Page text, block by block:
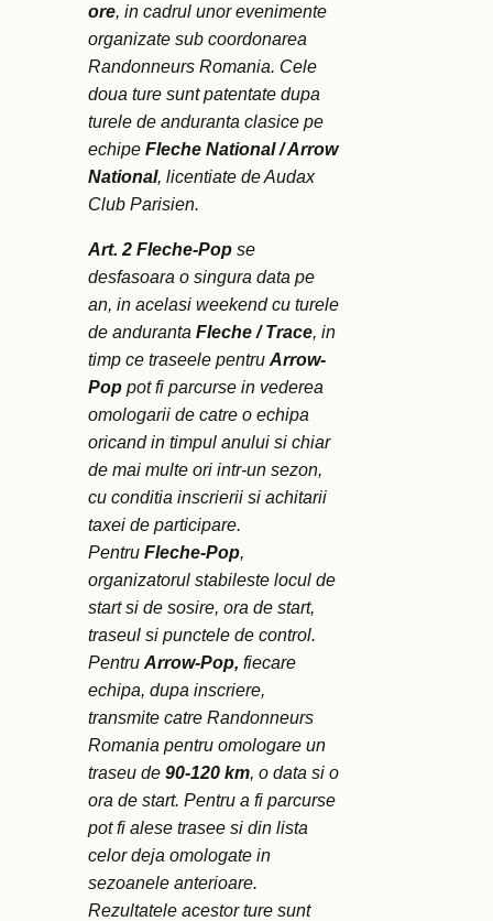
ore, in cadrul unor evenimente
organizate sub coordonarea
Randonneurs Romania. Cele
doua ture sunt patentate dupa
turele de anduranta clasice pe
echipe Fleche National / Arrow
National, licentiate de Audax
Club Parisien.
Art. 2 Fleche-Pop se
desfasoara o singura data pe
an, in acelasi weekend cu turele
de anduranta Fleche / Trace, in
timp ce traseele pentru Arrow-
Pop pot fi parcurse in vederea
omologarii de catre o echipa
oricand in timpul anului si chiar
de mai multe ori intr-un sezon,
cu conditia inscrierii si achitarii
taxei de participare.
Pentru Fleche-Pop,
organizatorul stabileste locul de
start si de sosire, ora de start,
traseul si punctele de control.
Pentru Arrow-Pop, fiecare
echipa, dupa inscriere,
transmite catre Randonneurs
Romania pentru omologare un
traseu de 90-120 km, o data si o
ora de start. Pentru a fi parcurse
pot fi alese trasee si din lista
celor deja omologate in
sezoanele anterioare.
Rezultatele acestor ture sunt